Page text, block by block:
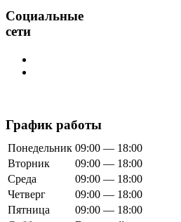
Социальные
сети
График работы
Понедельник 09:00 — 18:00
Вторник
09:00 — 18:00
Среда
09:00 — 18:00
Четверг
09:00 — 18:00
Пятница
09:00 — 18:00